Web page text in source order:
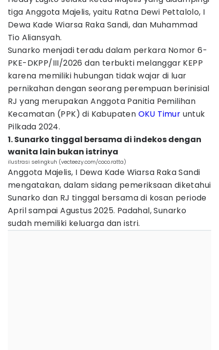
tiga Anggota Majelis, yaitu Ratna Dewi Pettalolo, I
Dewa Kade Wiarsa Raka Sandi, dan Muhammad
Tio Aliansyah.
Sunarko menjadi teradu dalam perkara Nomor 6-
PKE-DKPP/III/2026 dan terbukti melanggar KEPP
karena memiliki hubungan tidak wajar di luar
pernikahan dengan seorang perempuan berinisial
RJ yang merupakan Anggota Panitia Pemilihan
Kecamatan (PPK) di Kabupaten OKU Timur untuk
Pilkada 2024.
1. Sunarko tinggal bersama di indekos dengan
wanita lain bukan istrinya
ilustrasi selingkuh (vecteezy.com/coco.ratta)
Anggota Majelis, I Dewa Kade Wiarsa Raka Sandi
mengatakan, dalam sidang pemeriksaan diketahui
Sunarko dan RJ tinggal bersama di kosan periode
April sampai Agustus 2025. Padahal, Sunarko
sudah memiliki keluarga dan istri.